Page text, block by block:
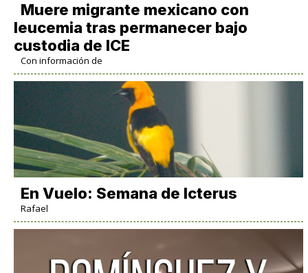
Muere migrante mexicano con
leucemia tras permanecer bajo
custodia de ICE
Con información de
En Vuelo: Semana de Icterus
Rafael